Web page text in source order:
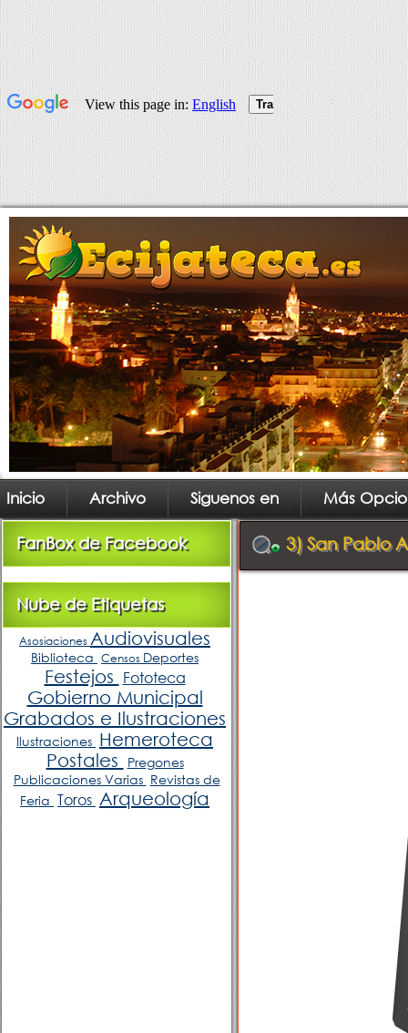
Inicio Archivo Siguenos en Más
FanBox de Facebook
Nube de Etiquetas
Asosiaciones Audiovisuales
Biblioteca Censos Deportes
Festejos Fototeca
Gobierno Municipal
Grabados e Ilustraciones
Ilustraciones Hemeroteca
Postales
Pregones
Publicaciones Varias Revistas de
Feria Toros Arqueología
3) San Pablo